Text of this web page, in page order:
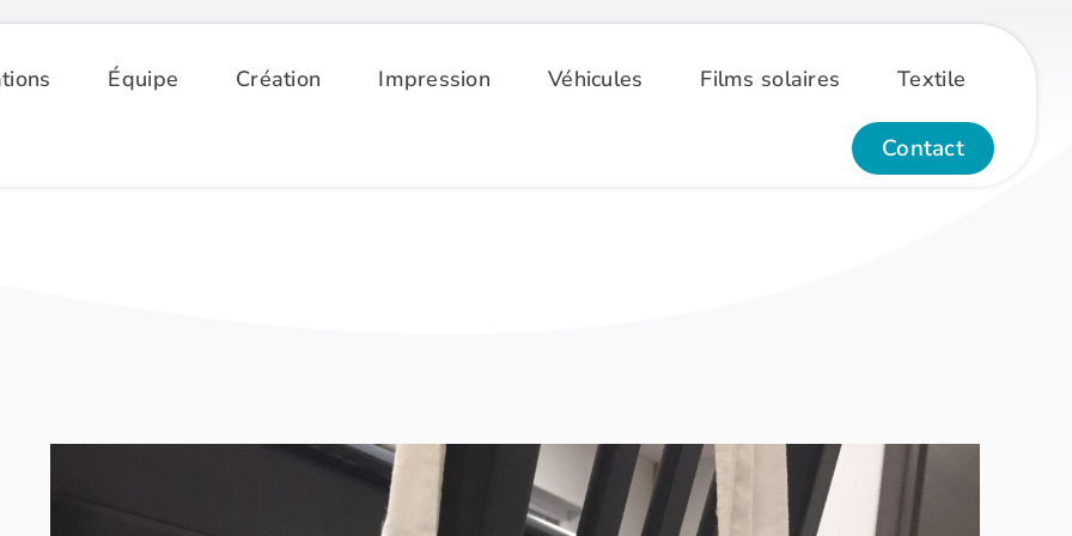
Équipe Création Impression Véhicules Films solaires Textile
Contact